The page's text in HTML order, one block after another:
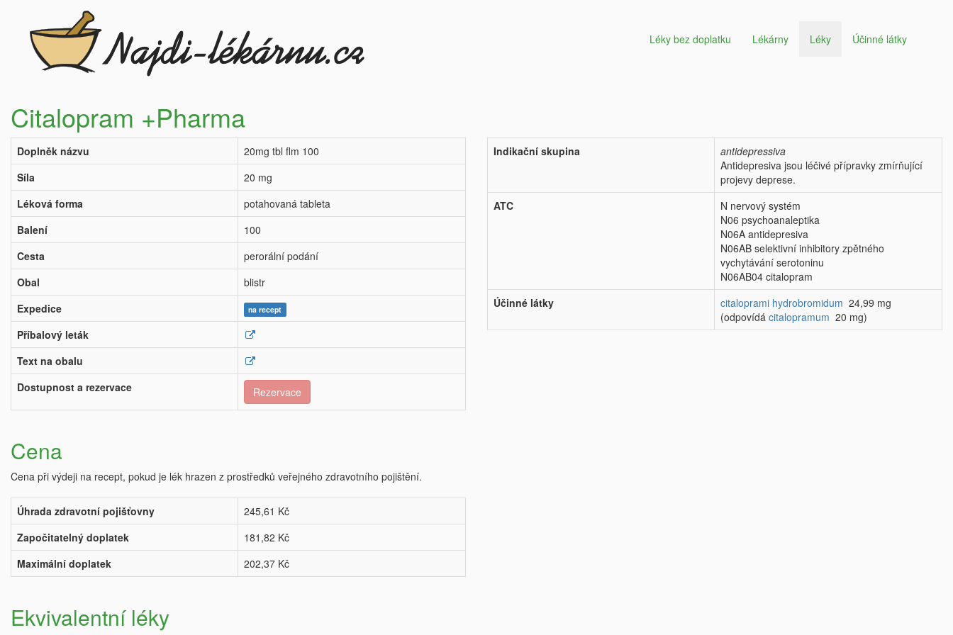
Léky bez doplatku Lékárny Léky Účinné látky
Citalopram +Pharma
Doplněk názvu
20mg tbl flm 100
Síla
20 mg
Léková forma
potahovaná tableta
Balení
100
Cesta
perorální podání
Obal
blistr
Expedice
na recept
Příbalový leták
Text na obalu
Dostupnost a rezervace
Rezervace
Indikační skupina
antidepressiva
Antidepresiva jsou léčivé přípravky zmírňující
projevy deprese.
ATC
N nervový systém
N06 psychoanaleptika
N06A antidepresiva
N06AB selektivní inhibitory zpětného
vychytávání serotoninu
N06AB04 citalopram
Účinné látky
citaloprami hydrobromidum 24,99 mg
(odpovídá citalopramum 20 mg)
Cena
Cena při výdeji na recept, pokud je lék hrazen z prostředků veřejného zdravotního pojištění.
Úhrada zdravotní pojišťovny
245,61 Kč
Započitatelný doplatek
181,82 Kč
Maximální doplatek
202,37 Kč
Ekvivalentní léky